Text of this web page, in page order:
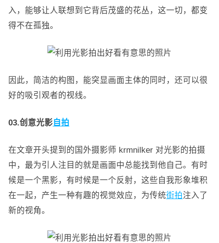
入，能够让人联想到它背后茂盛的花丛，这一切，都变
得不在孤独。
因此，简洁的构图，能突显画面主体的同时，还可以很
好的吸引观者的视线。
03.创意光影自拍
在文章开头提到的国外摄影师 krmnilker 对光影的拍摄
中，最为引人注目的就是画面中总能找到他自己。有时
候是一个黑影，有时候是一个反射，这些自我形象堆积
在一起，产生一种有趣的视觉效应，为传统街拍注入了
新的视角。